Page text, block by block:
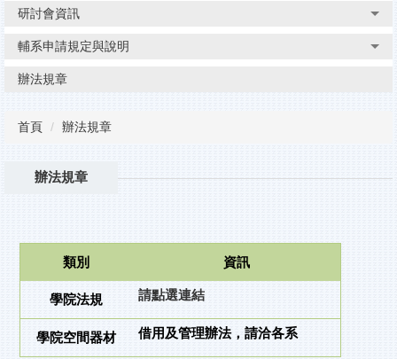
研討會資訊
輔系申請規定與說明
辦法規章
首頁 辦法規章
辦法規章
類別 資訊
學院法規 請點選連結
學院空間器材 借用及管理辦法，請洽各系